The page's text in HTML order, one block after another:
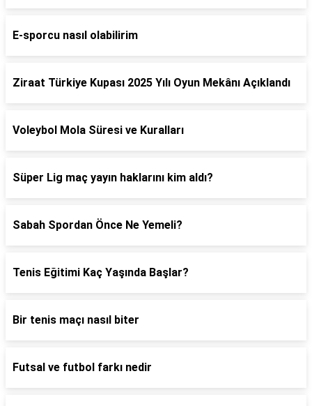
E-sporcu nasıl olabilirim
Ziraat Türkiye Kupası 2025 Yılı Oyun Mekânı Açıklandı
Voleybol Mola Süresi ve Kuralları
Süper Lig maç yayın haklarını kim aldı?
Sabah Spordan Önce Ne Yemeli?
Tenis Eğitimi Kaç Yaşında Başlar?
Bir tenis maçı nasıl biter
Futsal ve futbol farkı nedir